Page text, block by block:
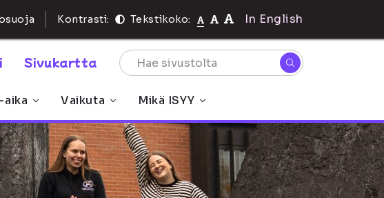
Kontrasti: Tekstikoko: In English
Sivukartta
aika Vaikuta Mikä ISYY